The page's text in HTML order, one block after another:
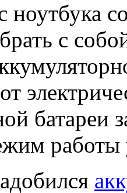
ноутбука
с
батареи
работы